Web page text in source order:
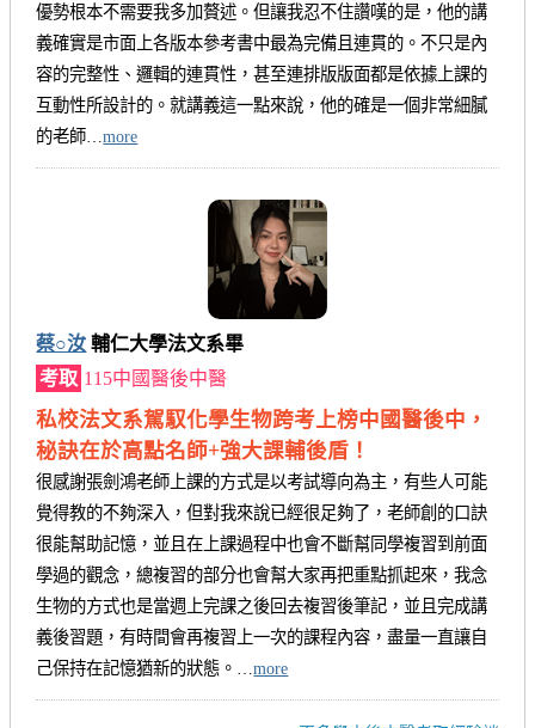
優勢根本不需要我多加贅述。但讓我忍不住讚嘆的是，他的講
義確實是市面上各版本參考書中最為完備且連貫的。不只是內
容的完整性、邏輯的連貫性，甚至連排版版面都是依據上課的
互動性所設計的。就講義這一點來說，他的確是一個非常細膩
的老師…more
蔡○汝 輔仁大學法文系畢
考取 115中國醫後中醫
私校法文系駕馭化學生物跨考上榜中國醫後中，
秘訣在於高點名師+強大課輔後盾！
很感謝張劍鴻老師上課的方式是以考試導向為主，有些人可能
覺得教的不夠深入，但對我來說已經很足夠了，老師創的口訣
很能幫助記憶，並且在上課過程中也會不斷幫同學複習到前面
學過的觀念，總複習的部分也會幫大家再把重點抓起來，我念
生物的方式也是當週上完課之後回去複習後筆記，並且完成講
義後習題，有時間會再複習上一次的課程內容，盡量一直讓自
己保持在記憶猶新的狀態。…more